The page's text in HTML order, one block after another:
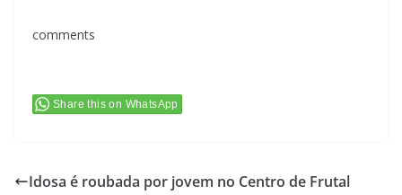
comments
Share this on WhatsApp
Idosa é roubada por jovem no Centro de Frutal